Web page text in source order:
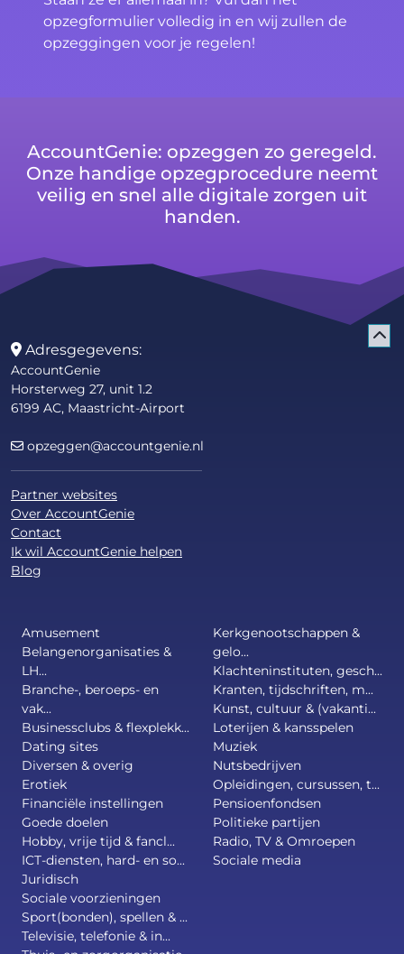
opzegformulier volledig in en wij zullen de
opzeggingen voor je regelen!
AccountGenie: opzeggen zo geregeld.
Onze handige opzegprocedure neemt
veilig en snel alle digitale zorgen uit
handen.
Adresgegevens:
AccountGenie
Horsterweg 27, unit 1.2
6199 AC, Maastricht-Airport
opzeggen@accountgenie.nl
Partner websites
Over AccountGenie
Contact
Ik wil AccountGenie helpen
Blog
Amusement
Belangenorganisaties &
LH...
Branche-, beroeps- en
vak...
Businessclubs & flexplekk...
Dating sites
Diversen & overig
Erotiek
Financiële instellingen
Goede doelen
Hobby, vrije tijd & fancl...
ICT-diensten, hard- en so...
Juridisch
Kerkgenootschappen &
gelo...
Klachteninstituten, gesch...
Kranten, tijdschriften, m...
Kunst, cultuur & (vakanti...
Loterijen & kansspelen
Muziek
Nutsbedrijven
Opleidingen, cursussen, t...
Pensioenfondsen
Politieke partijen
Radio, TV & Omroepen
Sociale media
Sociale voorzieningen
Sport(bonden), spellen & ...
Televisie, telefonie & in...